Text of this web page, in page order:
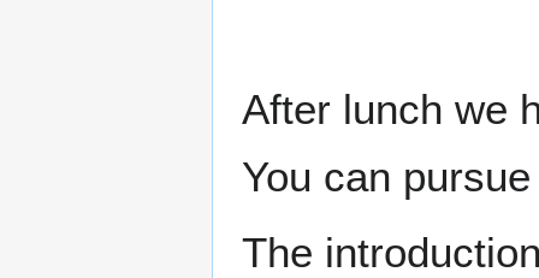
After lunch we
You can
The